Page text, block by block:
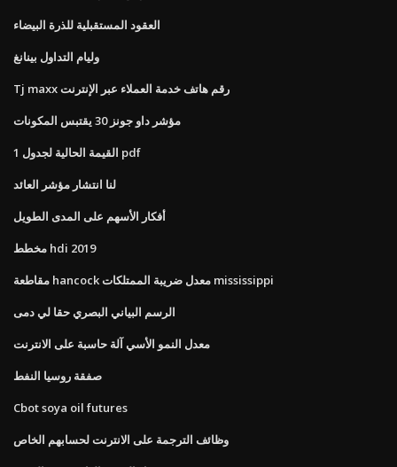
العقود المستقبلية للذرة البيضاء
وليام التداول بينانغ
Tj maxx رقم هاتف خدمة العملاء عبر الإنترنت
مؤشر داو جونز 30 يقتبس المكونات
القيمة الحالية لجدول 1 pdf
لنا انتشار مؤشر العائد
أفكار الأسهم على المدى الطويل
مخطط hdi 2019
مقاطعة hancock معدل ضريبة الممتلكات mississippi
الرسم البياني البصري حقا لي دمى
معدل النمو الأسي آلة حاسبة على الانترنت
صفقة روسيا النفط
Cbot soya oil futures
وظائف الترجمة على الانترنت لحسابهم الخاص